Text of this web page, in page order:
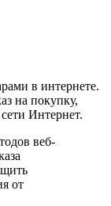
в интернете.
на покупку,
Интернет.
веб-
от